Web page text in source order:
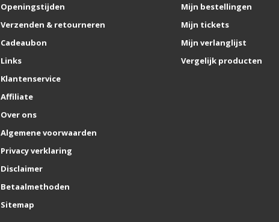
Openingstijden
Verzenden & retourneren
Cadeaubon
Links
Klantenservice
Affiliate
Over ons
Algemene voorwaarden
Privacy verklaring
Disclaimer
Betaalmethoden
Sitemap
Mijn bestellingen
Mijn tickets
Mijn verlanglijst
Vergelijk producten